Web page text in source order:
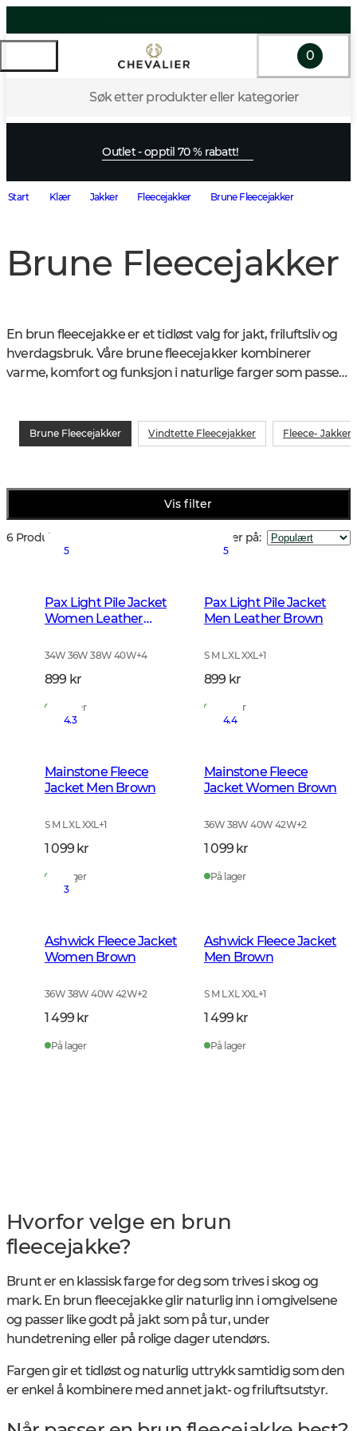
Søk etter produkter eller kategorier
0
Outlet - opptil 70 % rabatt!
Start Klær Jakker Fleecejakker Brune Fleecejakker
Brune Fleecejakker
En brun fleecejakke er et tidløst valg for jakt, friluftsliv og
hverdagsbruk. Våre brune fleecejakker kombinerer
varme, komfort og funksjon i naturlige farger som passer
Brune Fleecejakker Vindtette Fleecejakker Fleece- Jakker
Vis filter
6 Produkter Sorter på:
5
Pax Light Pile Jacket
Women Leather
34W 36W 38W 40W+4
899 kr
På lager
5
Pax Light Pile Jacket
Men Leather Brown
S M L XL XXL+1
899 kr
På lager
4.3
Mainstone Fleece
Jacket Men Brown
S M L XL XXL+1
1 099 kr
På lager
4.4
Mainstone Fleece
Jacket Women Brown
36W 38W 40W 42W+2
1 099 kr
På lager
3
Ashwick Fleece Jacket
Women Brown
36W 38W 40W 42W+2
1 499 kr
På lager
Ashwick Fleece Jacket
Men Brown
S M L XL XXL+1
1 499 kr
På lager
Hvorfor velge en brun
fleecejakke?
Brunt er en klassisk farge for deg som trives i skog og
mark. En brun fleecejakke glir naturlig inn i omgivelsene
og passer like godt på jakt som på tur, under
hundetrening eller på rolige dager utendørs.
Fargen gir et tidløst og naturlig uttrykk samtidig som den
er enkel å kombinere med annet jakt- og friluftsutstyr.